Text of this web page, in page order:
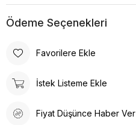
Ödeme Seçenekleri
Favorilere Ekle
İstek Listeme Ekle
Fiyat Düşünce Haber Ver